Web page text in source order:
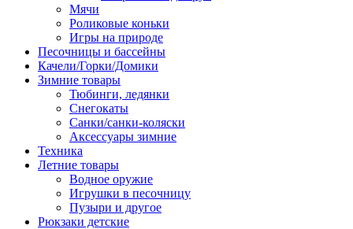
Мячи
Роликовые коньки
Игры на природе
Песочницы и бассейны
Качели/Горки/Домики
Зимние товары
Тюбинги, ледянки
Снегокаты
Санки/санки-коляски
Аксессуары зимние
Техника
Летние товары
Водное оружие
Игрушки в песочницу
Пузыри и другое
Рюкзаки детские